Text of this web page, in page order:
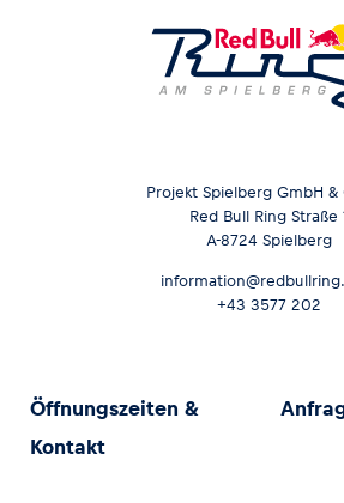
Projekt Spielberg GmbH &
Red Bull Ring Straße
A-8724 Spielberg
+43 3577 202
Öffnungszeiten &
Kontakt